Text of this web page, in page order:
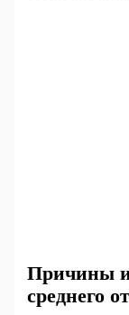
Причины
среднего